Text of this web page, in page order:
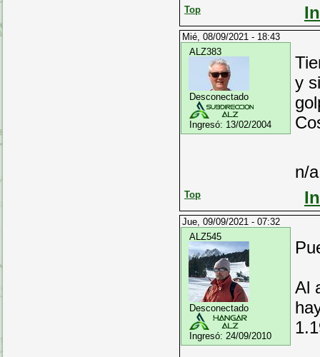
Top
Mié, 08/09/2021 - 18:43
ALZ383
Desconectado
Ingresó: 13/02/2004
y
n/a
Top
Jue, 09/09/2021 - 07:32
ALZ545
Desconectado
Ingresó: 24/09/2010
Al